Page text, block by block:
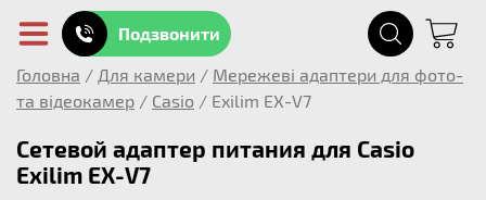
Подзвонити
Головна / Для камери / Мережеві адаптери для фото-
та відеокамер / Casio / Exilim EX-V7
Сетевой адаптер питания для Casio
Exilim EX-V7